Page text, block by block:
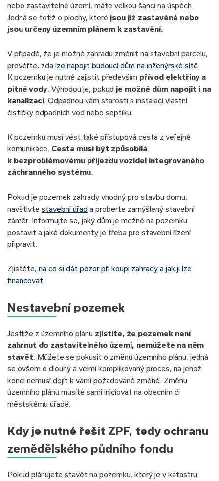
nebo zastavitelné území, máte velkou šanci na úspěch.
Jedná se totiž o plochy, které jsou již zastavěné nebo
jsou určeny územním plánem k zastavění.
V případě, že je možné zahradu změnit na stavební parcelu,
prověřte, zda lze napojit budoucí dům na inženýrské sítě.
K pozemku je nutné zajistit především přívod elektřiny a
pitné vody. Výhodou je, pokud je možné dům napojit i na
kanalizaci. Odpadnou vám starosti s instalací vlastní
čističky odpadních vod nebo septiku.
K pozemku musí vést také přístupová cesta z veřejné
komunikace. Cesta musí být způsobilá
k bezproblémovému příjezdu vozidel integrovaného
záchranného systému.
Pokud je pozemek zahrady vhodný pro stavbu domu,
navštivte stavební úřad a proberte zamýšlený stavební
záměr. Informujte se, jaký dům je možné na pozemku
postavit a jaké dokumenty je třeba pro stavební řízení
připravit.
Zjistěte, na co si dát pozor při koupi zahrady a jak ji lze
financovat.
Nestavební pozemek
Jestliže z územního plánu zjistíte, že pozemek není
zahrnut do zastavitelného území, nemůžete na něm
stavět. Můžete se pokusit o změnu územního plánu, jedná
se ovšem o dlouhý a velmi komplikovaný proces, na jehož
konci nemusí dojít k vámi požadované změně. Změnu
územního plánu musíte sami iniciovat na obecním či
městskému úřadě.
Kdy je nutné řešit ZPF, tedy ochranu
zemědělského půdního fondu
Pokud plánujete stavět na pozemku, který je v katastru